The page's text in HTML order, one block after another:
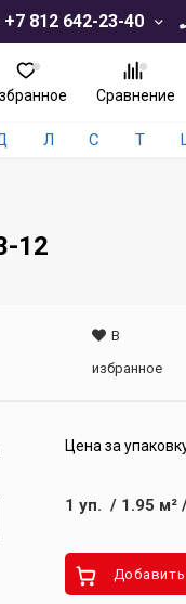
+7 812 642-23-40
Сравнение
Л С Т
12
В
избранное
Цена за
1 уп. / 1.95 м²